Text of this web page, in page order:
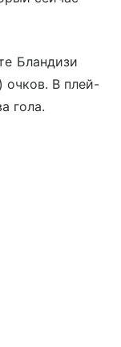
Бландизи
очков. В плей-
гола.